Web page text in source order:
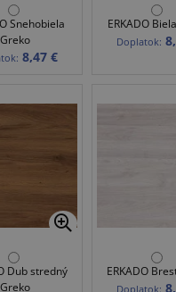
Snehobiela
Greko
8,47 €
ERKADO
Doplatok:
Dub stredný
Greko
ERKADO
Doplatok: